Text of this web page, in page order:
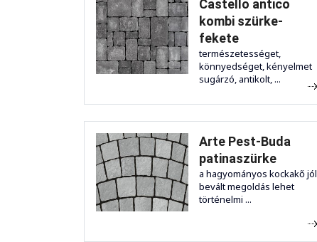
Castello antico
kombi szürke-
fekete
természetességet,
könnyedséget, kényelmet
sugárzó, antikolt, ...
Arte Pest-Buda
patinaszürke
a hagyományos kockakő jól
bevált megoldás lehet
történelmi ...